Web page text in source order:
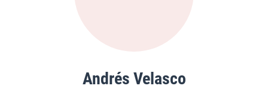
Andrés Velasco